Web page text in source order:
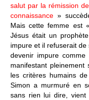
salut par la rémission
connaissance»
Mais cette femme est
Jésus était un
impure et il refuserait
devenir impure
manifestant
les critères humains
Simon a murmuré en
sans rien lui dire, vient